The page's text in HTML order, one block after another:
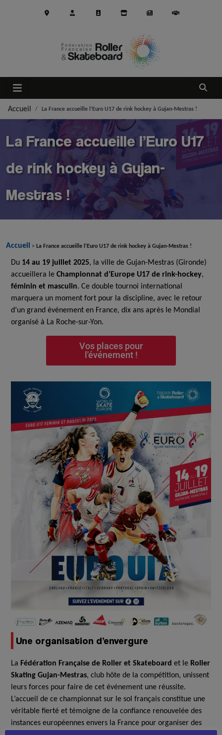
Ouvrir
Accueil La France accueille l’Euro U17 de rink hockey à Gujan-Mestras !
La France accueille l’Euro U17
de rink hockey à Gujan-
Mestras !
Accueil > La France accueille l’Euro U17 de rink hockey à Gujan-Mestras !
Du 14 au 19 juillet 2025, la ville de Gujan-Mestras (Gironde)
accueillera le Championnat d’Europe U17 de rink-hockey,
féminin et masculin. Ce double tournoi international
marquera un moment fort pour la discipline, avec le retour
d’un grand événement en France, dix ans après le Mondial
organisé à La Roche-sur-Yon.
Vos places pour
l'événement !
Une organisation d’envergure
La Fédération Française de Roller et Skateboard et le Roller
Skating Gujan-Mestras, club hôte de la compétition, unissent
leurs forces pour faire de cet événement une réussite.
L’accueil de ce championnat sur le sol français constitue une
véritable fierté et témoigne de la confiance renouvelée des
instances européennes envers la France pour organiser des